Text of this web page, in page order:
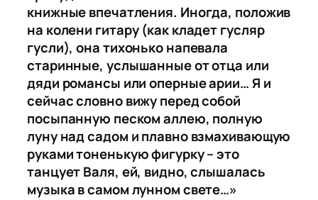
книжные впечатления. Иногда, положив
на колени гитару (как кладет гусляр
гусли), она тихонько напевала
старинные, услышанные от отца или
дяди романсы или оперные арии… Я и
сейчас словно вижу перед собой
посыпанную песком аллею, полную
луну над садом и плавно взмахивающую
руками тоненькую фигурку – это
танцует Валя, ей, видно, слышалась
музыка в самом лунном свете…»